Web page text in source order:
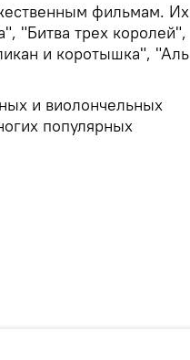
фильмам. Их
"Битва трех королей",
и коротышка", "Аль
и виолончельных
популярных